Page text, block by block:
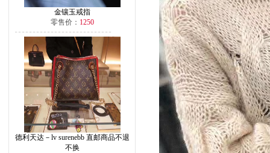
金镶玉戒指
零售价： 1250
德利天达－lv surenebb 直邮商品不退
不换